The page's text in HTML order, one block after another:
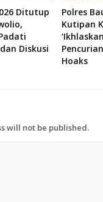
Ditutup
Diskusi
Polres
Kutipan
Hoaks
will not be published.